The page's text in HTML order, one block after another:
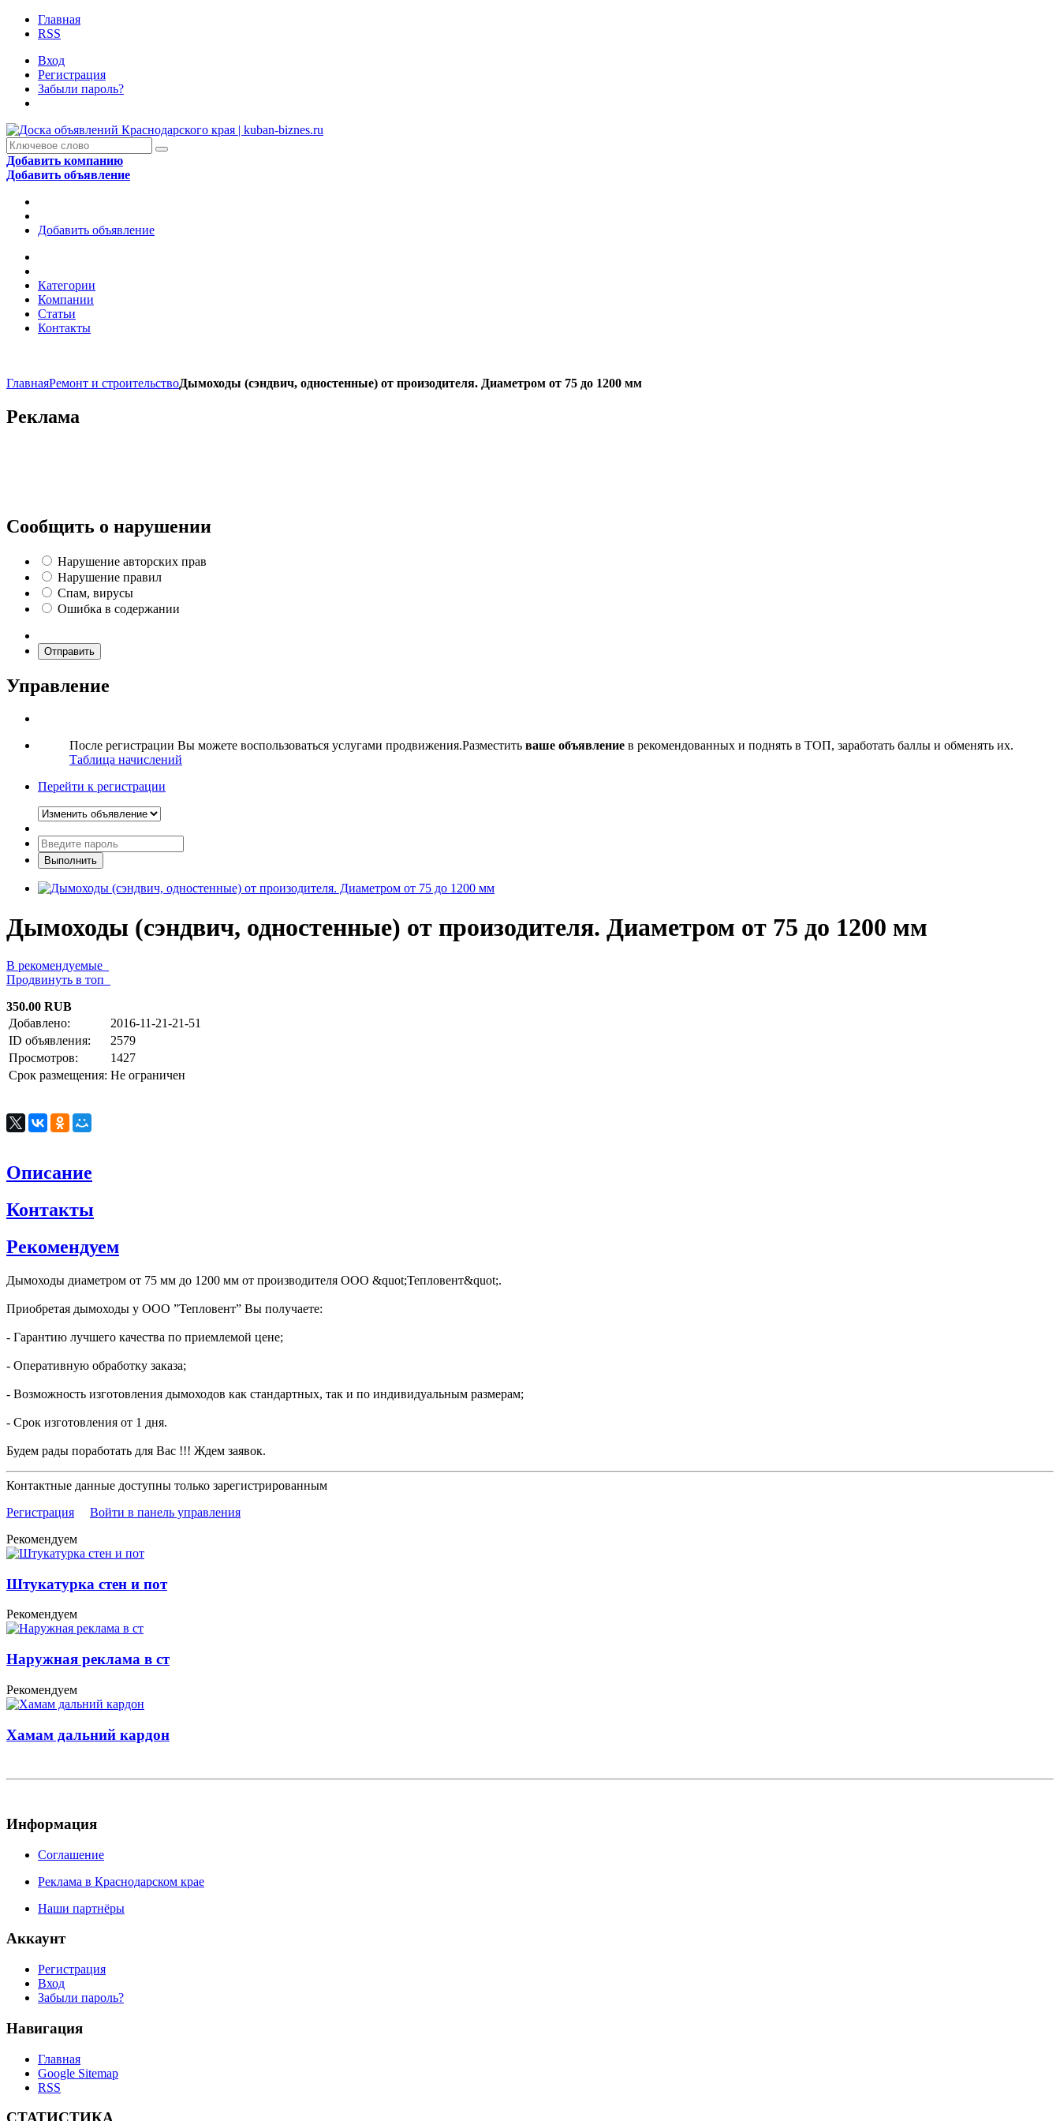
Главная
RSS
Вход
Регистрация
Забыли пароль?
Добавить компанию
Добавить объявление
Добавить объявление
Категории
Компании
Статьи
Контакты
ГлавнаяРемонт и строительствоДымоходы (сэндвич, одностенные) от произодителя. Диаметром от 75 до 1200 мм
Реклама
Сообщить о нарушении
Нарушение авторских прав
Нарушение правил
Спам, вирусы
Ошибка в содержании
Отправить
Управление
После регистрации Вы можете воспользоваться услугами продвижения.Разместить ваше объявление в рекомендованных и поднять в ТОП, заработать баллы и обменять их.
Таблица начислений
Перейти к регистрации
Дымоходы (сэндвич, одностенные) от произодителя. Диаметром от 75 до 1200 мм
В рекомендуемые
Продвинуть в топ
350.00 RUB
Добавлено:
2016-11-21-21-51
ID объявления:
2579
Просмотров:
1427
Срок размещения: Не ограничен
Описание
Контакты
Рекомендуем
Дымоходы диаметром от 75 мм до 1200 мм от производителя ООО &quot;Тепловент&quot;.
Приобретая дымоходы у ООО ”Тепловент” Вы получаете:
- Гарантию лучшего качества по приемлемой цене;
- Оперативную обработку заказа;
- Возможность изготовления дымоходов как стандартных, так и по индивидуальным размерам;
- Срок изготовления от 1 дня.
Будем рады поработать для Вас !!! Ждем заявок.
Контактные данные доступны только зарегистрированным
Регистрация
Войти в панель управления
Рекомендуем
Штукатурка стен и пот
Рекомендуем
Наружная реклама в ст
Рекомендуем
Хамам дальний кардон
Информация
Соглашение
Реклама в Краснодарском крае
Наши партнёры
Аккаунт
Регистрация
Вход
Забыли пароль?
Навигация
Главная
Google Sitemap
RSS
СТАТИСТИКА